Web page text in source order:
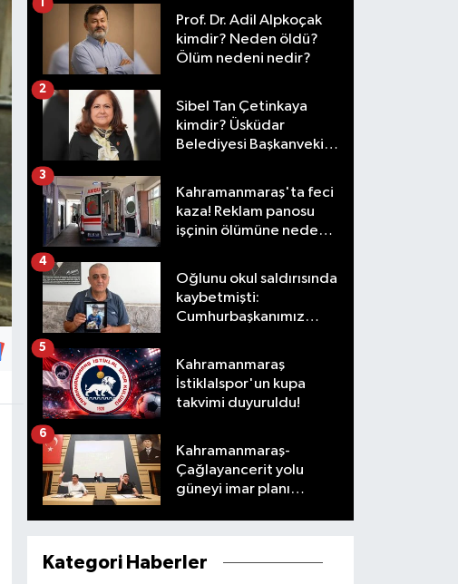
Prof. Dr. Adil Alpkoçak
kimdir? Neden öldü?
Ölüm nedeni nedir?
1
Sibel Tan Çetinkaya
kimdir? Üsküdar
Belediyesi Başkanvekili
2
Kahramanmaraş'ta feci
kaza! Reklam panosu
işçinin ölümüne neden
3
Oğlunu okul saldırısında
kaybetmişti:
Cumhurbaşkanımız
4
Kahramanmaraş
İstiklalspor'un kupa
takvimi duyuruldu!
5
Kahramanmaraş-
Çağlayancerit yolu
güneyi imar planı
6
Kategori Haberler